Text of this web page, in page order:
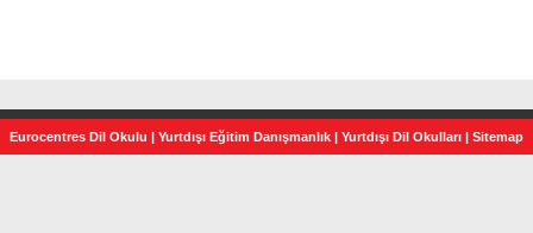
Eurocentres Dil Okulu | Yurtdışı Eğitim Danışmanlık | Yurtdışı Dil Okulları | Sitemap